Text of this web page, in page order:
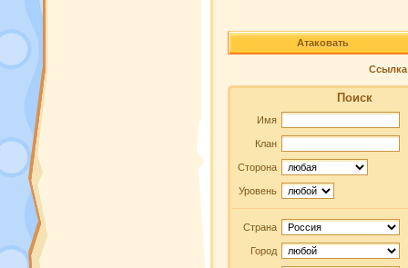
Атаковать
Ссылка
Поиск
Имя
Клан
Сторона
Уровень
Страна
Город